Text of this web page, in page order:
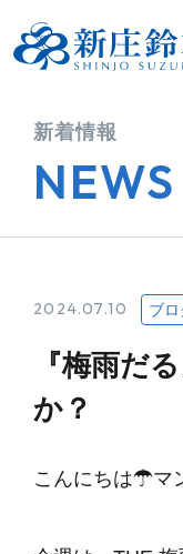
新着情報
NEWS
2024.07.10 ブロ
『梅雨だ
か？
こんにちは☂マ